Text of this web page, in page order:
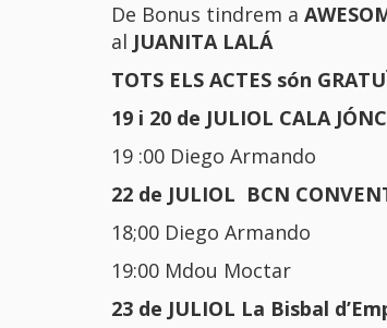
De Bonus tindrem a
al JUANITA LALÁ
TOTS ELS ACTES són
19 i 20 de JULIOL CALA
19 :00 Diego Armando
22 de JULIOL BCN
18;00 Diego Armando
19:00 Mdou Moctar
23 de JULIOL La Bisbal